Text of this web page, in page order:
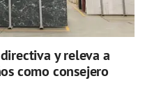
y releva a
como consejero